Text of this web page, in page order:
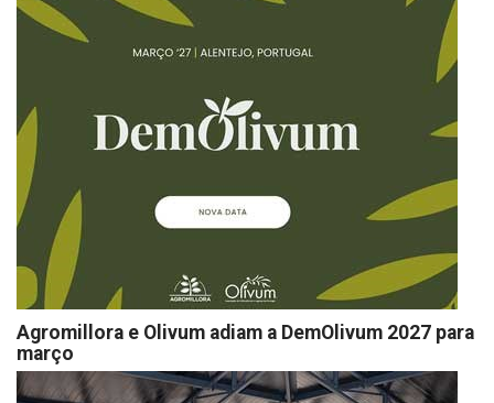
Agromillora e Olivum adiam a DemOlivum 2027 para
março